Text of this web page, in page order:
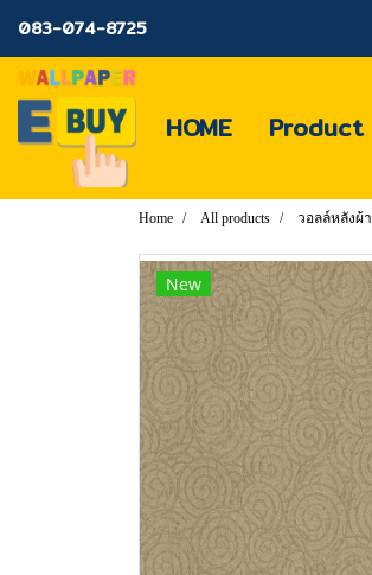
083-074-8725
HOME Product
Home All products วอลล์หลังผ้า
New